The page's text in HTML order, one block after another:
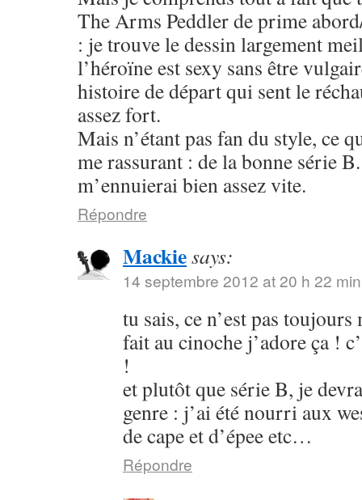
The Arms Peddler de prime
: je trouve le dessin largement
l’héroïne est sexy sans être
histoire de départ qui sent le
assez fort.
Mais n’étant pas fan du style, ce
me rassurant : de la bonne série
m’ennuierai bien assez vite.
Répondre
Mackiesays:
14 septembre 2012 at 20 h 22 min
tu sais, ce n’est pas
fait au cinoche j’adore ça !
!
et plutôt que série B, je
genre : j’ai été nourri aux
de cape et d’épee etc…
Répondre